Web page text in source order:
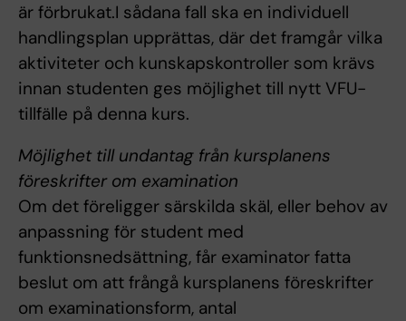
är förbrukat.I sådana fall ska en individuell
handlingsplan upprättas, där det framgår vilka
aktiviteter och kunskapskontroller som krävs
innan studenten ges möjlighet till nytt VFU-
tillfälle på denna kurs.
Möjlighet till undantag från kursplanens
föreskrifter om examination
Om det föreligger särskilda skäl, eller behov av
anpassning för student med
funktionsnedsättning, får examinator fatta
beslut om att frångå kursplanens föreskrifter
om examinationsform, antal